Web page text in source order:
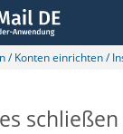
/ Konten einrichten /